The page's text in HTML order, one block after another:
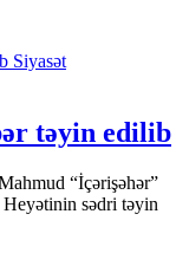
Siyasət
təyin edilib
“İçərişəhər”
sədri təyin